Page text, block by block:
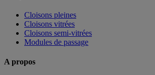
Cloisons pleines
Cloisons vitrées
Cloisons semi-vitrées
Modules de passage
A propos